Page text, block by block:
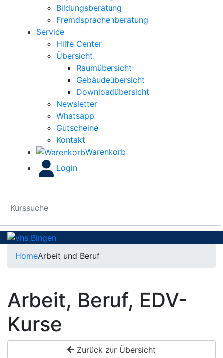
Bildungsberatung
Fremdsprachenberatung
Service
Hilfe Center
Übersicht
Raumübersicht
Gebäudeübersicht
Downloadübersicht
Newsletter
Whatsapp
Gutscheine
Kontakt
Warenkorb
Login
HomeArbeit und Beruf
Arbeit, Beruf, EDV-
Kurse
Zurück zur Übersicht